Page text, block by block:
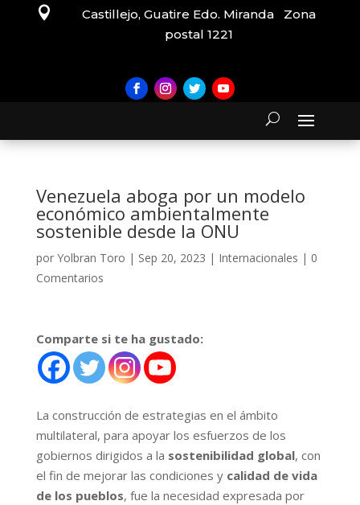

Castillejo, Guatire Edo. Miranda Zona
postal 1221
Venezuela aboga por un modelo
económico ambientalmente
sostenible desde la ONU
por Yolbran Toro | Sep 20, 2023 | Internacionales | 0
Comentarios
Comparte si te ha gustado:
La construcción de estrategias en el ámbito
multilateral, para apoyar los esfuerzos de los
gobiernos dirigidos a la sostenibilidad global, con
el fin de mejorar las condiciones y calidad de vida
de los pueblos, fue la necesidad expresada por